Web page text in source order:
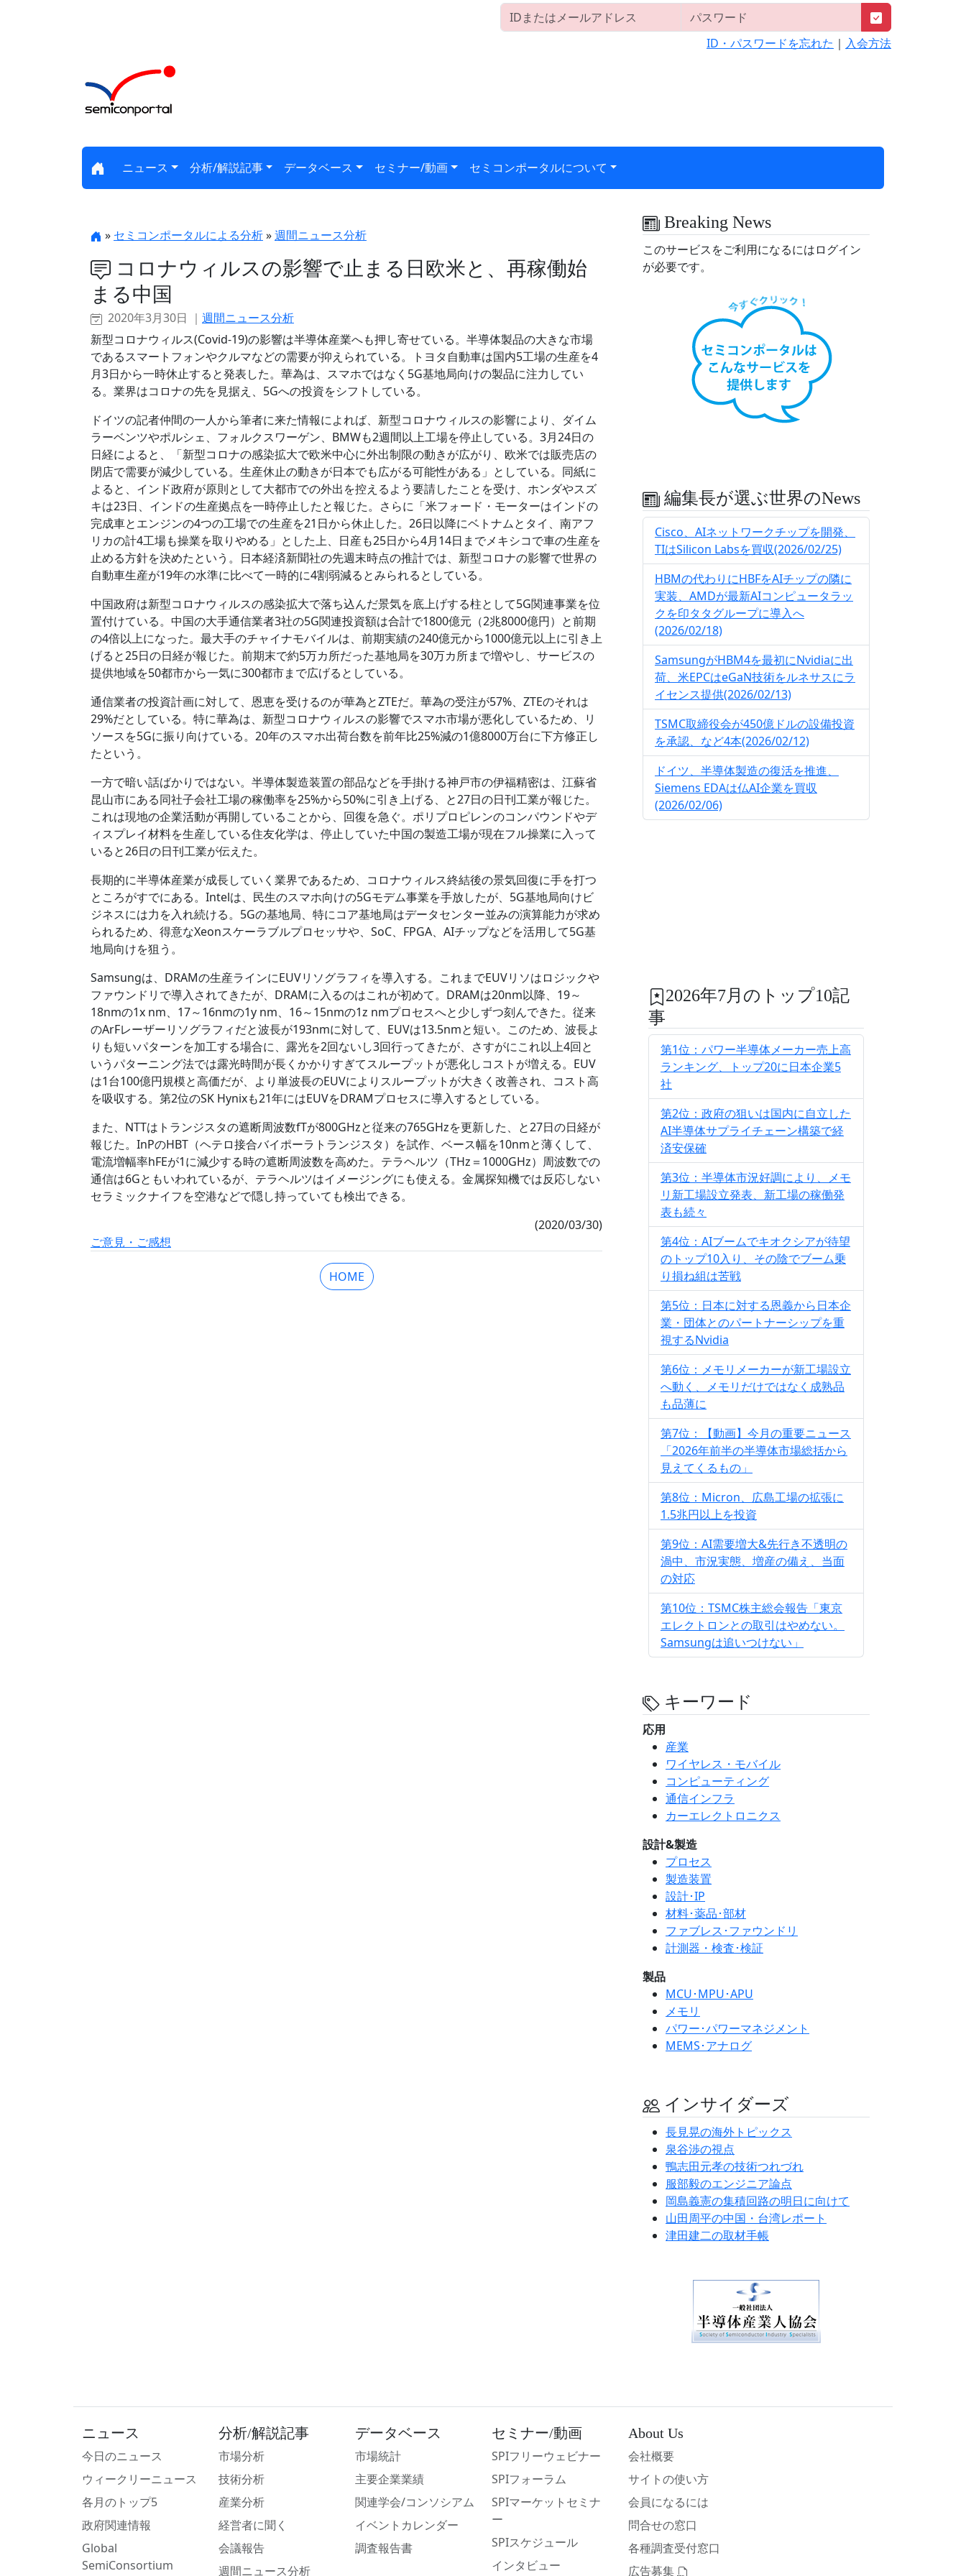
ID・パスワードを忘れた ｜ 入会方法
ニュース 分析/解説記事 データベース セミナー/動画 セミコンポータルについて
» セミコンポータルによる分析»週間ニュース分析
コロナウィルスの影響で止まる日欧米と、再稼働始
まる中国
2020年3月30日 ｜ 週間ニュース分析
新型コロナウィルス(Covid-19)の影響は半導体産業へも押し寄せている。半導体製品の大きな市場
であるスマートフォンやクルマなどの需要が抑えられている。トヨタ自動車は国内5工場の生産を4
月3日から一時休止すると発表した。華為は、スマホではなく5G基地局向けの製品に注力してい
る。業界はコロナの先を見据え、5Gへの投資をシフトしている。
ドイツの記者仲間の一人から筆者に来た情報によれば、新型コロナウィルスの影響により、ダイム
ラーベンツやポルシェ、フォルクスワーゲン、BMWも2週間以上工場を停止している。3月24日の
日経によると、「新型コロナの感染拡大で欧米中心に外出制限の動きが広がり、欧米では販売店の
閉店で需要が減少している。生産休止の動きが日本でも広がる可能性がある」としている。同紙に
よると、インド政府が原則として大都市での外出を控えるよう要請したことを受け、ホンダやスズ
キは23日、インドの生産拠点を一時停止したと報じた。さらに「米フォード・モーターはインドの
完成車とエンジンの4つの工場での生産を21日から休止した。26日以降にベトナムとタイ、南アフ
リカの計4工場も操業を取りやめる」とした上、日産も25日から4月14日までメキシコで車の生産を
止める方針を決めたという。日本経済新聞社の先週末時点の推計では、新型コロナの影響で世界の
自動車生産が19年の水準に比べて一時的に4割弱減るとみられるとしている。
中国政府は新型コロナウィルスの感染拡大で落ち込んだ景気を底上げする柱として5G関連事業を位
置付けている。中国の大手通信業者3社の5G関連投資額は合計で1800億元（2兆8000億円）と前期
の4倍以上になった。最大手のチャイナモバイルは、前期実績の240億元から1000億元以上に引き上
げると25日の日経が報じた。前期末で約5万カ所だった基地局を30万カ所まで増やし、サービスの
提供地域を50都市から一気に300都市まで広げるとしている。
通信業者の投資計画に対して、恩恵を受けるのが華為とZTEだ。華為の受注が57%、ZTEのそれは
29%だとしている。特に華為は、新型コロナウィルスの影響でスマホ市場が悪化しているため、リ
ソースを5Gに振り向けている。20年のスマホ出荷台数を前年比25%減の1億8000万台に下方修正し
たという。
一方で暗い話ばかりではない。半導体製造装置の部品などを手掛ける神戸市の伊福精密は、江蘇省
昆山市にある同社子会社工場の稼働率を25%から50%に引き上げる、と27日の日刊工業が報じた。
これは現地の企業活動が再開していることから、回復を急ぐ。ポリプロピレンのコンパウンドやデ
ィスプレイ材料を生産している住友化学は、停止していた中国の製造工場が現在フル操業に入って
いると26日の日刊工業が伝えた。
長期的に半導体産業が成長していく業界であるため、コロナウィルス終結後の景気回復に手を打つ
ところがすでにある。Intelは、民生のスマホ向けの5Gモデム事業を手放したが、5G基地局向けビ
ジネスには力を入れ続ける。5Gの基地局、特にコア基地局はデータセンター並みの演算能力が求め
られるため、得意なXeonスケーラブルプロセッサや、SoC、FPGA、AIチップなどを活用して5G基
地局向けを狙う。
Samsungは、DRAMの生産ラインにEUVリソグラフィを導入する。これまでEUVリソはロジックや
ファウンドリで導入されてきたが、DRAMに入るのはこれが初めて。DRAMは20nm以降、19～
18nmの1x nm、17～16nmの1y nm、16～15nmの1z nmプロセスへと少しずつ刻んできた。従来
のArFレーザーリソグラフィだと波長が193nmに対して、EUVは13.5nmと短い。このため、波長よ
りも短いパターンを加工する場合に、露光を2回ないし3回行ってきたが、さすがにこれ以上4回と
いうパターニング法では露光時間が長くかかりすぎてスループットが悪化しコストが増える。EUV
は1台100億円規模と高価だが、より単波長のEUVによりスループットが大きく改善され、コスト高
を吸収する。第2位のSK Hynixも21年にはEUVをDRAMプロセスに導入するとしている。
また、NTTはトランジスタの遮断周波数fTが800GHzと従来の765GHzを更新した、と27日の日経が
報じた。InPのHBT（ヘテロ接合バイポーラトランジスタ）を試作、ベース幅を10nmと薄くして、
電流増幅率hFEが1に減少する時の遮断周波数を高めた。テラヘルツ（THz＝1000GHz）周波数での
通信は6Gともいわれているが、テラヘルツはイメージングにも使える。金属探知機では反応しない
セラミックナイフを空港などで隠し持っていても検出できる。
(2020/03/30)
ご意見・ご感想
HOME
Breaking News
このサービスをご利用になるにはログイン
が必要です。
編集長が選ぶ世界のNews
Cisco、AIネットワークチップを開発、
TIはSilicon Labsを買収(2026/02/25)
HBMの代わりにHBFをAIチップの隣に
実装、AMDが最新AIコンピュータラッ
クを印タタグループに導入へ
(2026/02/18)
SamsungがHBM4を最初にNvidiaに出
荷、米EPCはeGaN技術をルネサスにラ
イセンス提供(2026/02/13)
TSMC取締役会が450億ドルの設備投資
を承認、など4本(2026/02/12)
ドイツ、半導体製造の復活を推進、
Siemens EDAは仏AI企業を買収
(2026/02/06)
2026年7月のトップ10記
事
第1位：パワー半導体メーカー売上高
ランキング、トップ20に日本企業5
社
第2位：政府の狙いは国内に自立した
AI半導体サプライチェーン構築で経
済安保確
第3位：半導体市況好調により、メモ
リ新工場設立発表、新工場の稼働発
表も続々
第4位：AIブームでキオクシアが待望
のトップ10入り、その陰でブーム乗
り損ね組は苦戦
第5位：日本に対する恩義から日本企
業・団体とのパートナーシップを重
視するNvidia
第6位：メモリメーカーが新工場設立
へ動く、メモリだけではなく成熟品
も品薄に
第7位：【動画】今月の重要ニュース
「2026年前半の半導体市場総括から
見えてくるもの」
第8位：Micron、広島工場の拡張に
1.5兆円以上を投資
第9位：AI需要増大&先行き不透明の
渦中、市況実態、増産の備え、当面
の対応
第10位：TSMC株主総会報告「東京
エレクトロンとの取引はやめない。
Samsungは追いつけない」
キーワード
応用
産業
ワイヤレス・モバイル
コンピューティング
通信インフラ
カーエレクトロニクス
設計&製造
プロセス
製造装置
設計･IP
材料･薬品･部材
ファブレス･ファウンドリ
計測器・検査･検証
製品
MCU･MPU･APU
メモリ
パワー･パワーマネジメント
MEMS･アナログ
インサイダーズ
長見晃の海外トピックス
泉谷渉の視点
鴨志田元孝の技術つれづれ
服部毅のエンジニア論点
岡島義憲の集積回路の明日に向けて
山田周平の中国・台湾レポート
津田建二の取材手帳
ニュース
今日のニュース
ウィークリーニュース
各月のトップ5
政府関連情報
Global
SemiConsortium
分析/解説記事
市場分析
技術分析
産業分析
経営者に聞く
会議報告
週間ニュース分析
データベース
市場統計
主要企業業績
関連学会/コンソシアム
イベントカレンダー
調査報告書
セミナー/動画
SPIフリーウェビナー
SPIフォーラム
SPIマーケットセミナ
ー
SPIスケジュール
インタビュー
About Us
会社概要
サイトの使い方
会員になるには
問合せの窓口
各種調査受付窓口
広告募集